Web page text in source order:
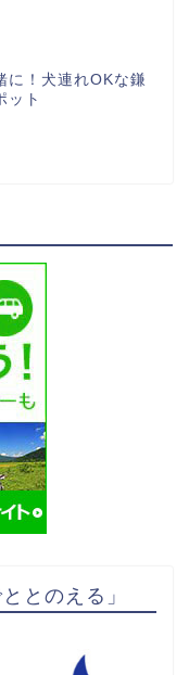
に！犬連れOKな鎌
ット
とのえる」